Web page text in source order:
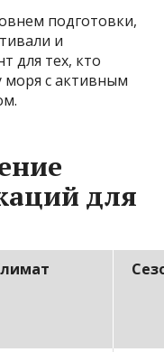
подготовки,
и
для тех, кто
моря с активным
для